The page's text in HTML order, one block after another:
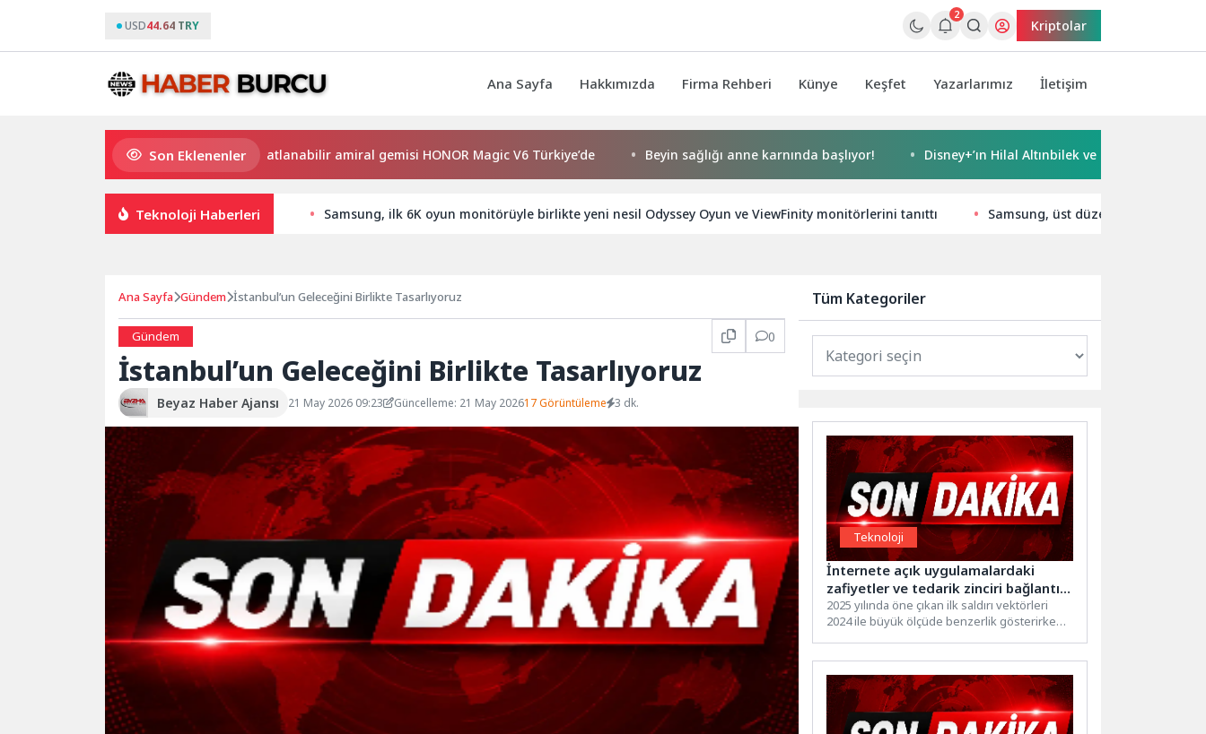
USD44.64 TRY
2
Kriptolar
Ana Sayfa Hakkımızda Firma Rehberi Künye Keşfet Yazarlarımız İletişim
Son Eklenenler
Dünyanın en ince ve en güçlü katlanabilir amiral gemisi HONOR Magic V6 Türkiye’de Beyin sağlığı anne karnında başlıyor! Disney+’ın Hilal Altınbilek ve Serkan Çayoğlu’nun
Teknoloji Haberleri Samsung, ilk 6K oyun monitörüyle birlikte yeni nesil Odyssey Oyun ve ViewFinity monitörlerini tanıttı Samsung, üst düzey özellikleri
Ana Sayfa Gündem İstanbul’un Geleceğini Birlikte Tasarlıyoruz
Gündem 0
İstanbul’un Geleceğini Birlikte Tasarlıyoruz
Beyaz Haber Ajansı 21 May 2026 09:23 Güncelleme: 21 May 202617 Görüntüleme 3 dk.
Tüm Kategoriler
Teknoloji
İnternete açık uygulamalardaki
zafiyetler ve tedarik zinciri bağlantılı
saldırılar, başlıca saldırı vektörleri
arasındaki yerini güçlendiriyor
2025 yılında öne çıkan ilk saldırı vektörleri
2024 ile büyük ölçüde benzerlik gösterirken